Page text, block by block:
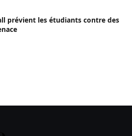
prévient les étudiants contre des